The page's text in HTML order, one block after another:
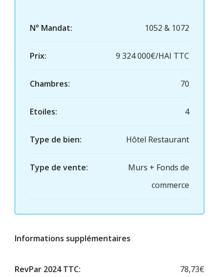
N° Mandat: 1052 & 1072
Prix: 9 324 000€/HAI TTC
Chambres: 70
Etoiles: 4
Type de bien: Hôtel Restaurant
Type de vente:
Murs + Fonds de
commerce
Informations supplémentaires
RevPar 2024 TTC: 78,73€